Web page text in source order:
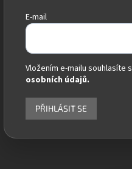
E-mail
Vložením e-mailu souhlasíte s
osobních údajů.
PŘIHLÁSIT SE